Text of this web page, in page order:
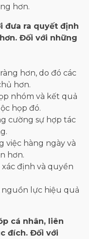
hơn.
đưa ra quyết định
Đối với những
hơn, do đó các
hơn.
nhóm và kết quả
họp đó.
cường sự hợp tác
việc hàng ngày và
hơn.
định và quyền
nguồn lực hiệu quả
cá nhân, liên
đích. Đối với